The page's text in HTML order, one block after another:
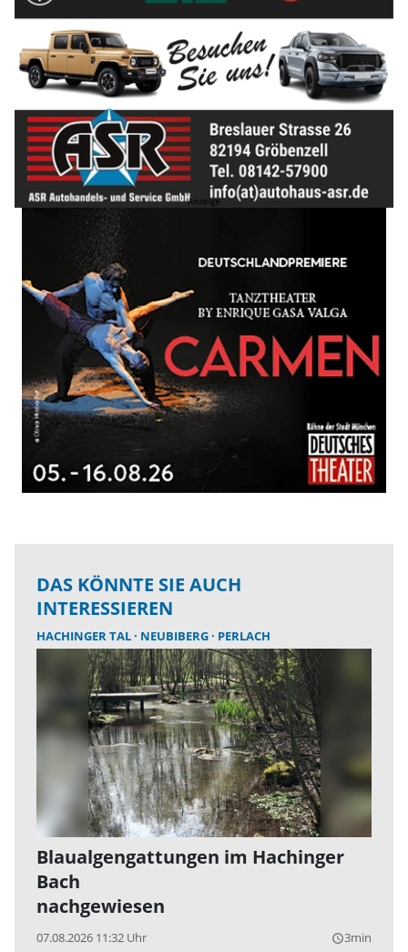
DAS KÖNNTE SIE AUCH
INTERESSIEREN
HACHINGER TAL NEUBIBERG PERLACH
Blaualgengattungen im Hachinger
Bach
nachgewiesen
07.08.2026 11:32 Uhr query_builder3min